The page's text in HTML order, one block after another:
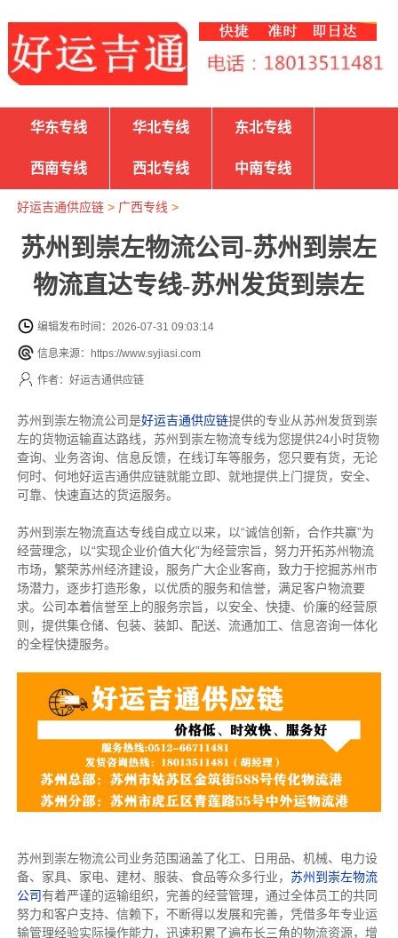
华东专线 华北专线 东北专线
西南专线 西北专线 中南专线
好运吉通供应链> 广西专线 >
苏州到崇左物流公司-苏州到崇左
物流直达专线-苏州发货到崇左
编辑发布时间：2026-07-31 09:03:14
信息来源：https://www.syjiasi.com
作者：好运吉通供应链
苏州到崇左物流公司是好运吉通供应链提供的专业从苏州发货到崇
左的货物运输直达路线，苏州到崇左物流专线为您提供24小时货物
查询、业务咨询、信息反馈，在线订车等服务，您只要有货，无论
何时、何地好运吉通供应链就能立即、就地提供上门提货，安全、
可靠、快速直达的货运服务。
苏州到崇左物流直达专线自成立以来，以“诚信创新，合作共赢”为
经营理念，以“实现企业价值大化”为经营宗旨，努力开拓苏州物流
市场，繁荣苏州经济建设，服务广大企业客商，致力于挖掘苏州市
场潜力，逐步打造形象，以优质的服务和信誉，满足客户物流要
求。公司本着信誉至上的服务宗旨，以安全、快捷、价廉的经营原
则，提供集仓储、包装、装卸、配送、流通加工、信息咨询一体化
的全程快捷服务。
苏州到崇左物流公司业务范围涵盖了化工、日用品、机械、电力设
备、家具、家电、建材、服装、食品等众多行业， 苏州到崇左物流
公司有着严谨的运输组织，完善的经营管理，通过全体员工的共同
努力和客户支持、信赖下，不断得以发展和完善，凭借多年专业运
输管理经验实际操作能力，迅速积累了遍布长三角的物流资源，增